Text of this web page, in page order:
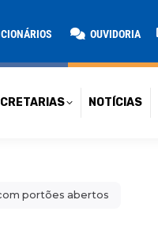
OUVIDORIA
NOTÍCIAS
portões abertos